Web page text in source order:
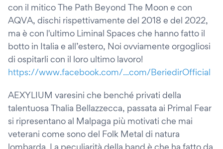
con il mitico The Path Beyond The Moon e con
AQVA, dischi rispettivamente del 2018 e del 2022,
ma è con l'ultimo Liminal Spaces che hanno fatto il
botto in Italia e all’estero, Noi ovviamente orgogliosi
di ospitarli con il loro ultimo lavoro!
https://www.facebook.com/...com/BeriedirOfficial
AEXYLIUM varesini che benché privati della
talentuosa Thalia Bellazzecca, passata ai Primal Fear
si ripresentano al Malpaga più motivati che mai
veterani come sono del Folk Metal di natura
lombarda. La peculiarità della band è che ha fatto da